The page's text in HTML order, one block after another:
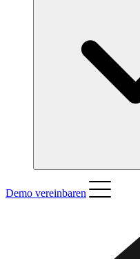
Demo vereinbaren